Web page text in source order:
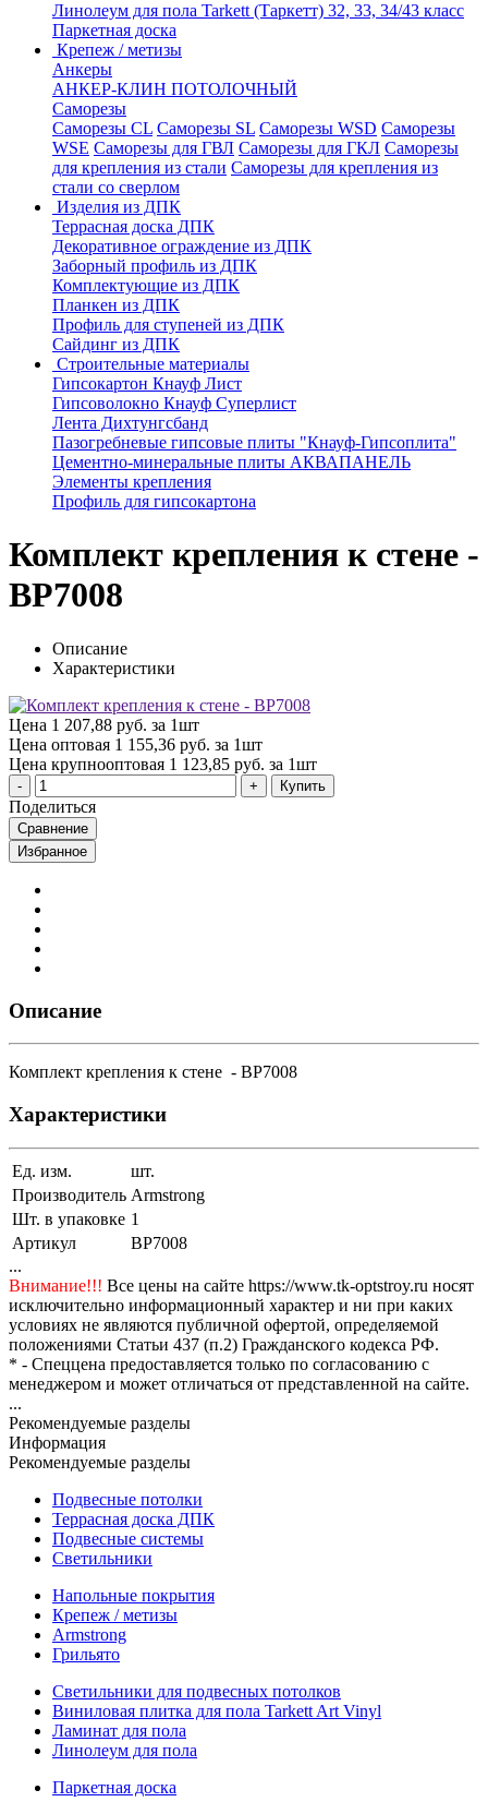
Линолеум для пола Tarkett (Таркетт) 32, 33, 34/43 класс
Паркетная доска
Крепеж / метизы
Анкеры
АНКЕР-КЛИН ПОТОЛОЧНЫЙ
Саморезы
Саморезы CL Саморезы SL Саморезы WSD Саморезы
WSE Саморезы для ГВЛ Саморезы для ГКЛ Саморезы
для крепления из стали Саморезы для крепления из
стали со сверлом
Изделия из ДПК
Террасная доска ДПК
Декоративное ограждение из ДПК
Заборный профиль из ДПК
Комплектующие из ДПК
Планкен из ДПК
Профиль для ступеней из ДПК
Сайдинг из ДПК
Строительные материалы
Гипсокартон Кнауф Лист
Гипсоволокно Кнауф Суперлист
Лента Дихтунгсбанд
Пазогребневые гипсовые плиты "Кнауф-Гипсоплита"
Цементно-минеральные плиты АКВАПАНЕЛЬ
Элементы крепления
Профиль для гипсокартона
Комплект крепления к стене -
BP7008
Описание
Характеристики
Цена 1 207,88 руб. за 1шт
Цена оптовая 1 155,36 руб. за 1шт
Цена крупнооптовая 1 123,85 руб. за 1шт
Купить
Поделиться
Сравнение
Избранное
Описание
Комплект крепления к стене - BP7008
Характеристики
Ед. изм.
шт.
Производитель Armstrong
Шт. в упаковке 1
Артикул
BP7008
...
Внимание!!! Все цены на сайте https://www.tk-optstroy.ru носят
исключительно информационный характер и ни при каких
условиях не являются публичной офертой, определяемой
положениями Статьи 437 (п.2) Гражданского кодекса РФ.
* - Спеццена предоставляется только по согласованию с
менеджером и может отличаться от представленной на сайте.
...
Рекомендуемые разделы
Информация
Рекомендуемые разделы
Подвесные потолки
Террасная доска ДПК
Подвесные системы
Светильники
Напольные покрытия
Крепеж / метизы
Armstrong
Грильято
Светильники для подвесных потолков
Виниловая плитка для пола Tarkett Art Vinyl
Ламинат для пола
Линолеум для пола
Паркетная доска